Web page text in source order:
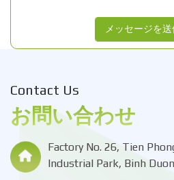
メッセージを
Contact Us
お問い合わせ
Factory No. 26, Tien
Industrial Park, Binh